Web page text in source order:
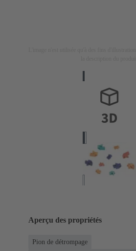
Aperçu des propriétés
Pion de détrompage